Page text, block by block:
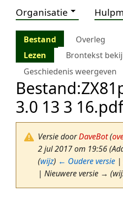
Organisatie
Bestand Overleg
Lezen
Brontekst
Geschiedenis weergeven
Bestand:
3.0 13 3 16.pdf
Versie doorDaveBot(
2 jul 2017 om 19:56
(wijz) ← Oudere versie |
| Nieuwere versie →